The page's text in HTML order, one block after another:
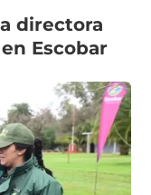
directora
Escobar